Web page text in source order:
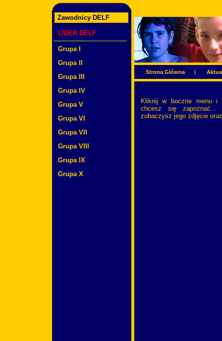
Zawodnicy DELF
LIDER DELF
Grupa I
Grupa II
Grupa III
Grupa IV
Grupa V
Grupa VI
Grupa VII
Grupa VIII
Grupa IX
Grupa X
Strona Główna |
Kliknij w boczne menu i
chcesz się
zobaczysz jego zdjęcie